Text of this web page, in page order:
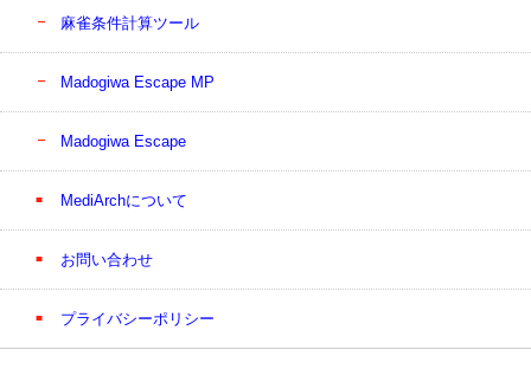
麻雀条件計算ツール
Madogiwa Escape MP
Madogiwa Escape
MediArchについて
お問い合わせ
プライバシーポリシー